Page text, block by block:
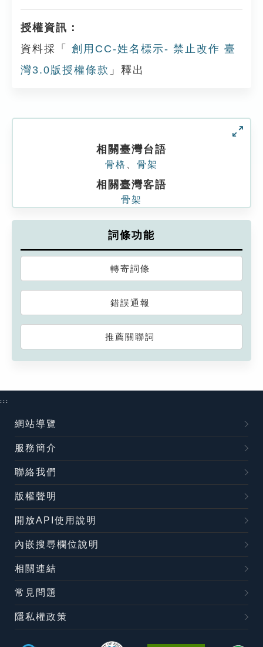
授權資訊：
資料採「
創用CC-姓名標示- 禁止改作 臺
灣3.0版授權條款 」釋出
相關臺灣台語
骨格 骨架
相關臺灣客語
骨架
詞條功能
轉寄詞條
錯誤通報
推薦關聯詞
:::
網站導覽
服務簡介
聯絡我們
版權聲明
開放API使用說明
內嵌搜尋欄位說明
相關連結
常見問題
隱私權政策